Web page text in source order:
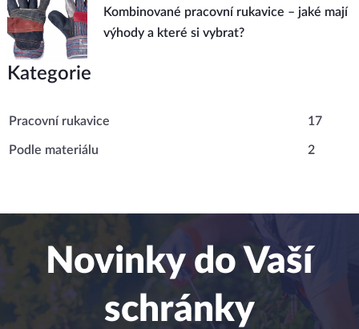
Kombinované pracovní rukavice – jaké mají
výhody a které si vybrat?
Kategorie
Pracovní rukavice 17
Podle materiálu 2
Novinky do Vaší
schránky